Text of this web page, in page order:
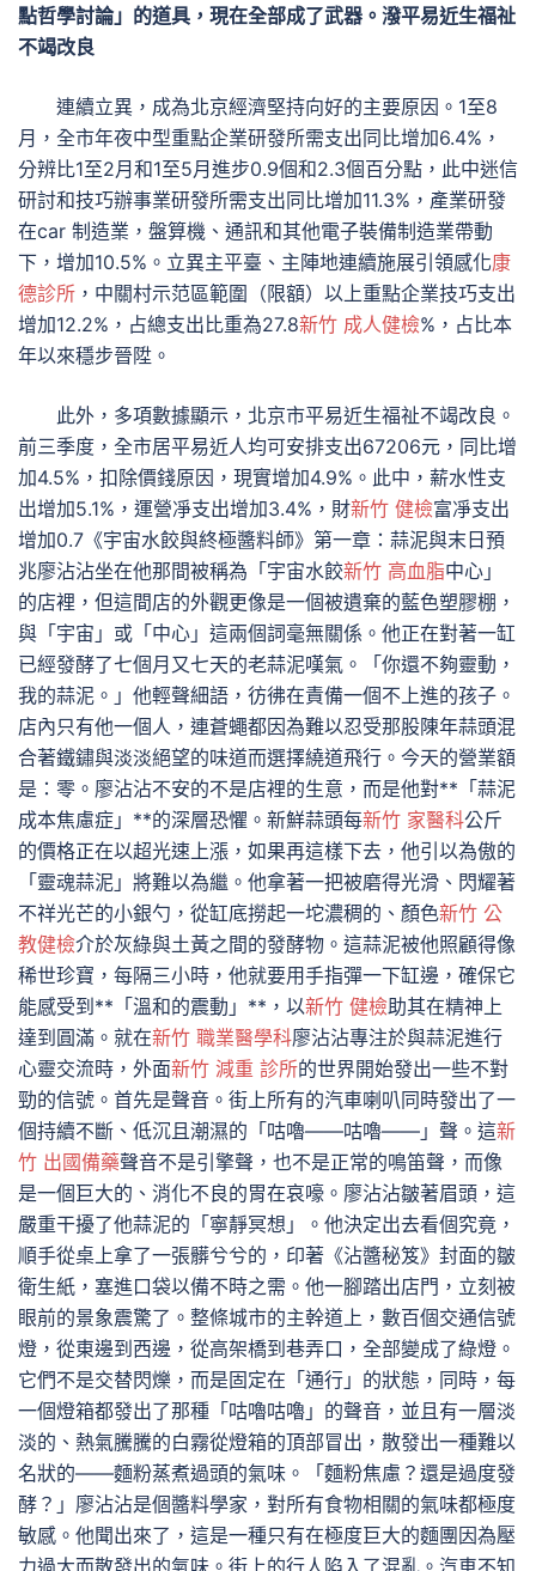
點哲學討論」的道具，現在全部成了武器。潑平易近生福祉
不竭改良
連續立異，成為北京經濟堅持向好的主要原因。1至8
月，全市年夜中型重點企業研發所需支出同比增加6.4%，
分辨比1至2月和1至5月進步0.9個和2.3個百分點，此中迷信
研討和技巧辦事業研發所需支出同比增加11.3%，產業研發
在car 制造業，盤算機、通訊和其他電子裝備制造業帶動
下，增加10.5%。立異主平臺、主陣地連續施展引領感化康
德診所 ，中關村示范區範圍（限額）以上重點企業技巧支出
增加12.2%，占總支出比重為27.8新竹 成人健檢%，占比本
年以來穩步晉陞。
此外，多項數據顯示，北京市平易近生福祉不竭改良。
前三季度，全市居平易近人均可安排支出67206元，同比增
加4.5%，扣除價錢原因，現實增加4.9%。此中，薪水性支
出增加5.1%，運營凈支出增加3.4%，財新竹 健檢富凈支出
增加0.7《宇宙水餃與終極醬料師》第一章：蒜泥與末日預
兆廖沾沾坐在他那間被稱為「宇宙水餃新竹 高血脂中心」
的店裡，但這間店的外觀更像是一個被遺棄的藍色塑膠棚，
與「宇宙」或「中心」這兩個詞毫無關係。他正在對著一缸
已經發酵了七個月又七天的老蒜泥嘆氣。「你還不夠靈動，
我的蒜泥。」他輕聲細語，彷彿在責備一個不上進的孩子。
店內只有他一個人，連蒼蠅都因為難以忍受那股陳年蒜頭混
合著鐵鏽與淡淡絕望的味道而選擇繞道飛行。今天的營業額
是：零。廖沾沾不安的不是店裡的生意，而是他對**「蒜泥
成本焦慮症」**的深層恐懼。新鮮蒜頭每新竹 家醫科公斤
的價格正在以超光速上漲，如果再這樣下去，他引以為傲的
「靈魂蒜泥」將難以為繼。他拿著一把被磨得光滑、閃耀著
不祥光芒的小銀勺，從缸底撈起一坨濃稠的、顏色新竹 公
教健檢介於灰綠與土黃之間的發酵物。這蒜泥被他照顧得像
稀世珍寶，每隔三小時，他就要用手指彈一下缸邊，確保它
能感受到**「溫和的震動」**，以新竹 健檢助其在精神上
達到圓滿。就在新竹 職業醫學科廖沾沾專注於與蒜泥進行
心靈交流時，外面新竹 減重 診所的世界開始發出一些不對
勁的信號。首先是聲音。街上所有的汽車喇叭同時發出了一
個持續不斷、低沉且潮濕的「咕嚕——咕嚕——」聲。這新
竹 出國備藥聲音不是引擎聲，也不是正常的鳴笛聲，而像
是一個巨大的、消化不良的胃在哀嚎。廖沾沾皺著眉頭，這
嚴重干擾了他蒜泥的「寧靜冥想」。他決定出去看個究竟，
順手從桌上拿了一張髒兮兮的，印著《沾醬秘笈》封面的皺
衛生紙，塞進口袋以備不時之需。他一腳踏出店門，立刻被
眼前的景象震驚了。整條城市的主幹道上，數百個交通信號
燈，從東邊到西邊，從高架橋到巷弄口，全部變成了綠燈。
它們不是交替閃爍，而是固定在「通行」的狀態，同時，每
一個燈箱都發出了那種「咕嚕咕嚕」的聲音，並且有一層淡
淡的、熱氣騰騰的白霧從燈箱的頂部冒出，散發出一種難以
名狀的——麵粉蒸煮過頭的氣味。「麵粉焦慮？還是過度發
酵？」廖沾沾是個醬料學家，對所有食物相關的氣味都極度
敏感。他聞出來了，這是一種只有在極度巨大的麵團因為壓
力過大而散發出的氣味。街上的行人陷入了混亂。汽車不知